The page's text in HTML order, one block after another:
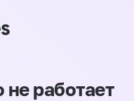
работает